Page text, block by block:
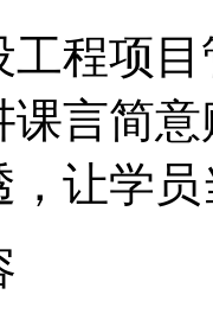
工程项
课言简
，让学